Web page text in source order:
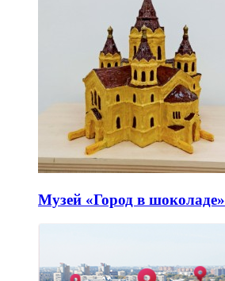
Музей «Город в шоколаде»